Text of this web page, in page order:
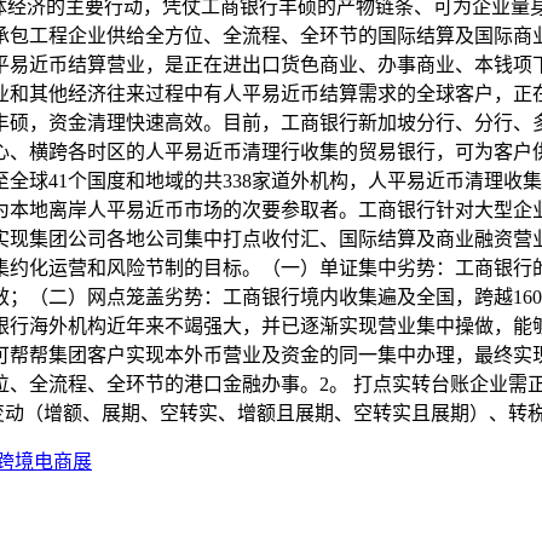
的主要行动，凭仗工商银行丰硕的产物链条、可为企业量
工程企业供给全方位、全流程、全环节的国际结算及国际
近币结算营业，是正在进出口货色商业、办事商业、本钱
其他经济往来过程中有人平易近币结算需求的全球客户，
，资金清理快速高效。目前，工商银行新加坡分行、分行
横跨各时区的人平易近币清理行收集的贸易银行，可为客
球41个国度和地域的共338家道外机构，人平易近币清理收
地离岸人平易近币市场的次要参取者。工商银行针对大型
集团公司各地公司集中打点收付汇、国际结算及商业融资
化运营和风险节制的目标。（一）单证集中劣势：工商银
（二）网点笼盖劣势：工商银行境内收集遍及全国，跨越
海外机构近年来不竭强大，并已逐渐实现营业集中操做，
帮集团客户实现本外币营业及资金的同一集中办理，最终
全流程、全环节的港口金融办事。2。 打点实转台账企业
（增额、展期、空转实、增额且展期、空转实且展期）、转
境电商展